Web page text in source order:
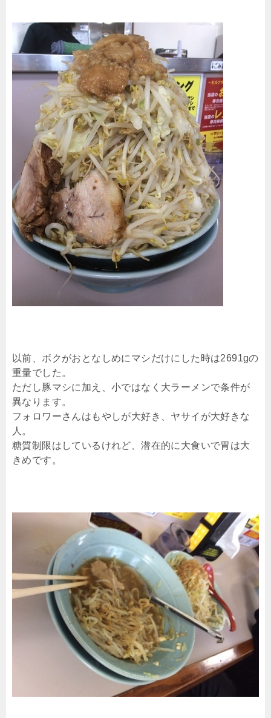
以前、ボクがおとなしめにマシだけにした時は2691gの
重量でした。
ただし豚マシに加え、小ではなく大ラーメンで条件が
異なります。
フォロワーさんはもやしが大好き、ヤサイが大好きな
人。
糖質制限はしているけれど、潜在的に大食いで胃は大
きめです。